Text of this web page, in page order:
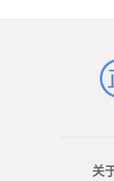
关